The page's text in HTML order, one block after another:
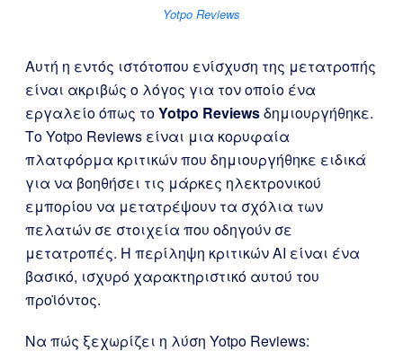
Yotpo Reviews
Αυτή η εντός ιστότοπου ενίσχυση της μετατροπής
είναι ακριβώς ο λόγος για τον οποίο ένα
εργαλείο όπως τοYotpo Reviewsδημιουργήθηκε.
Το Yotpo Reviews είναι μια κορυφαία
πλατφόρμα κριτικών που δημιουργήθηκε ειδικά
για να βοηθήσει τις μάρκες ηλεκτρονικού
εμπορίου να μετατρέψουν τα σχόλια των
πελατών σε στοιχεία που οδηγούν σε
μετατροπές. Η περίληψη κριτικών AI είναι ένα
βασικό, ισχυρό χαρακτηριστικό αυτού του
προϊόντος.
Να πώς ξεχωρίζει η λύση Yotpo Reviews: